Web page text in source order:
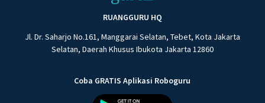
RUANGGURU HQ
Jl. Dr. Saharjo No.161, Manggarai Selatan, Tebet, Kota Jakarta
Selatan, Daerah Khusus Ibukota Jakarta 12860
Coba GRATIS Aplikasi Roboguru